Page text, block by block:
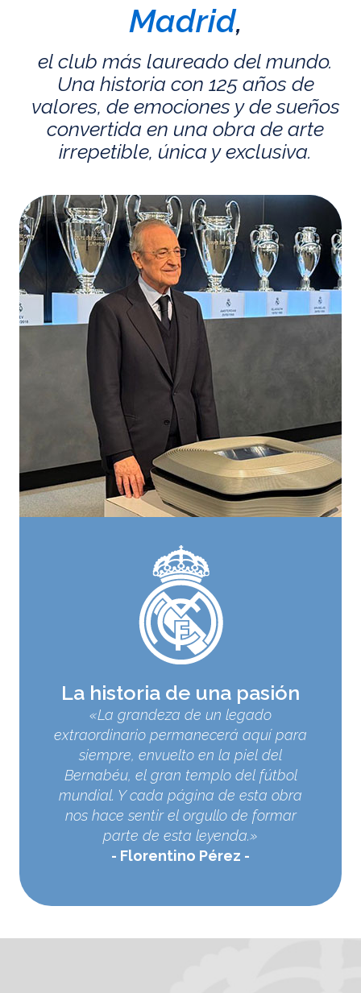
Madrid,
el club más laureado del mundo.
Una historia con 125 años de
valores, de emociones y de sueños
convertida en una obra de arte
irrepetible, única y exclusiva.
La historia de una pasión
«La grandeza de un legado
extraordinario permanecerá aquí para
siempre, envuelto en la piel del
Bernabéu, el gran templo del fútbol
mundial. Y cada página de esta obra
nos hace sentir el orgullo de formar
parte de esta leyenda.»
Florentino Pérez